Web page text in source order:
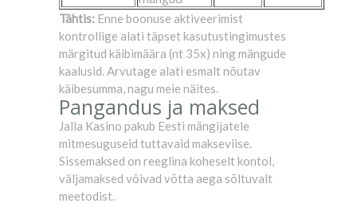
Tähtis: Enne boonuse aktiveerimist
kontrollige alati täpset kasutustingimustes
märgitud käibimäära (nt 35x) ning mängude
kaalusid. Arvutage alati esmalt nõutav
käibesumma, nagu meie näites.
Pangandus ja maksed
Jalla Kasino pakub Eesti mängijatele
mitmesuguseid tuttavaid makseviise.
Sissemaksed on reeglina koheselt kontol,
väljamaksed võivad võtta aega sõltuvalt
meetodist.